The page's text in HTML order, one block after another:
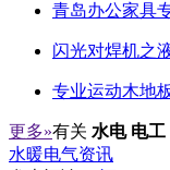
青岛办公家具
闪光对焊机之
专业运动木地
更多»有关 水电 电工
水暖电气资讯